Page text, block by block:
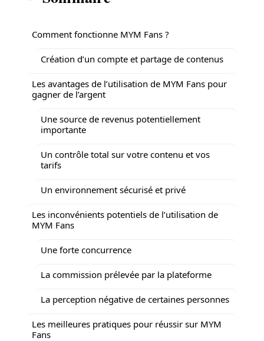
Comment fonctionne MYM Fans ?
Création d’un compte et partage de contenus
Les avantages de l’utilisation de MYM Fans pour
gagner de l’argent
Une source de revenus potentiellement
importante
Un contrôle total sur votre contenu et vos
tarifs
Un environnement sécurisé et privé
Les inconvénients potentiels de l’utilisation de
MYM Fans
Une forte concurrence
La commission prélevée par la plateforme
La perception négative de certaines personnes
Les meilleures pratiques pour réussir sur MYM
Fans